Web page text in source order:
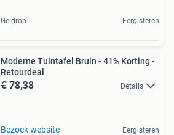
Geldrop Eergisteren
Moderne Tuintafel Bruin - 41% Korting -
Retourdeal
€ 78,38 Details
Bezoek website Eergisteren